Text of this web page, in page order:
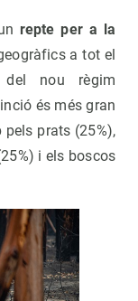
repte per a la
a tot el
del nou règim
és més gran
pels prats (25%),
i els boscos